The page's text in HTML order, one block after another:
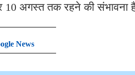
10 अगस्त तक रहने की संभावना
News